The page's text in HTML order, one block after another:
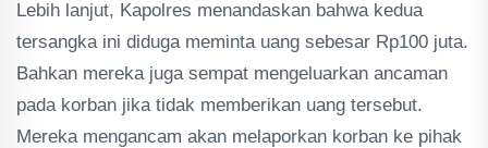
Lebih lanjut, Kapolres menandaskan bahwa kedua
tersangka ini diduga meminta uang sebesar Rp100 juta.
Bahkan mereka juga sempat mengeluarkan ancaman
pada korban jika tidak memberikan uang tersebut.
Mereka mengancam akan melaporkan korban ke pihak